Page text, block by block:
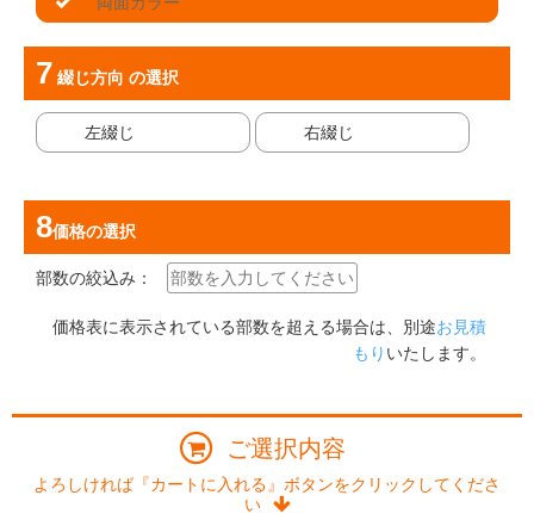
綴じ方向 の選択
左綴じ 右綴じ
価格の選択
部数の絞込み：
価格表に表示されている部数を超える場合は、別途お見積
もり いたします。
ご選択内容
よろしければ『カートに入れる』ボタンをクリックしてくださ
い